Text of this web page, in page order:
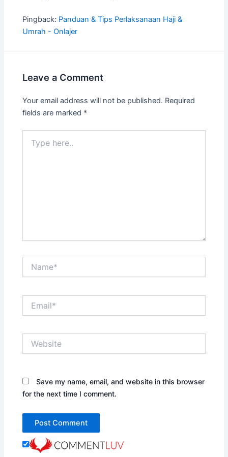
Pingback: Panduan & Tips Perlaksanaan Haji &
Umrah - Onlajer
Leave a Comment
Your email address will not be published. Required
fields are marked *
here..
Save my name, email, and website in this browser
for the next time I comment.